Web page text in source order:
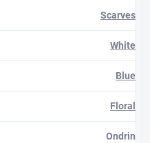
Scarves
White
Blue
Floral
Ondrin